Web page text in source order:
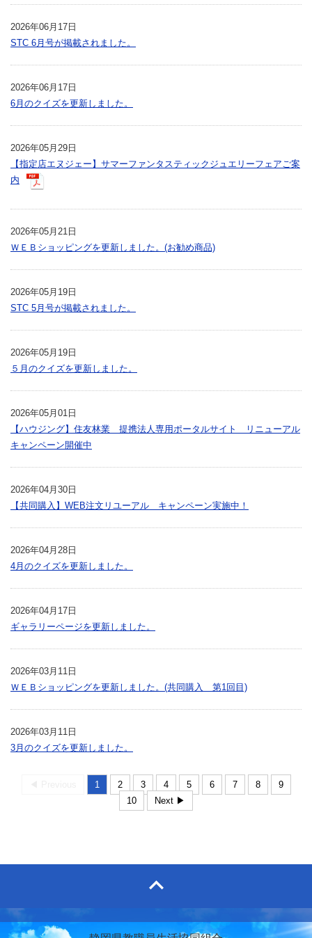
2026年06月17日
STC 6月号が掲載されました。
2026年06月17日
6月のクイズを更新しました。
2026年05月29日
【指定店エヌジェー】サマーファンタスティックジュエリーフェアご案
内
2026年05月21日
ＷＥＢショッピングを更新しました。(お勧め商品)
2026年05月19日
STC 5月号が掲載されました。
2026年05月19日
５月のクイズを更新しました。
2026年05月01日
【ハウジング】住友林業 提携法人専用ポータルサイト リニューアル
キャンペーン開催中
2026年04月30日
【共同購入】WEB注文リユーアル キャンペーン実施中！
2026年04月28日
4月のクイズを更新しました。
2026年04月17日
ギャラリーページを更新しました。
2026年03月11日
ＷＥＢショッピングを更新しました。(共同購入 第1回目)
2026年03月11日
3月のクイズを更新しました。
1 2 3 4 5 6 7 8
9
10
Next ▶